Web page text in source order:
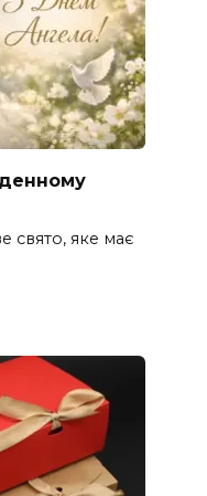
свято, яке має